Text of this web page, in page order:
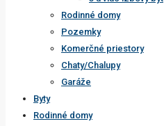
Rodinné domy
Pozemky
Komerčné priestory
Chaty/Chalupy
Garáže
Byty
Rodinné domy